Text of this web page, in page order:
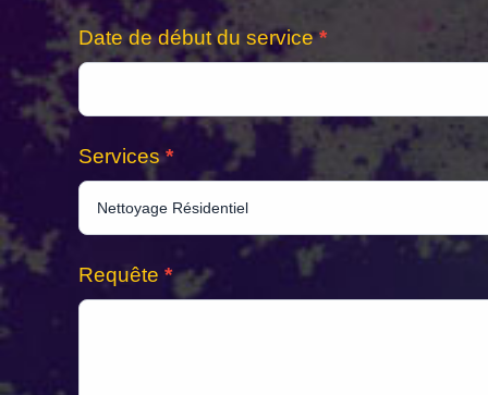
Date de début du service*
Services*
Requête *